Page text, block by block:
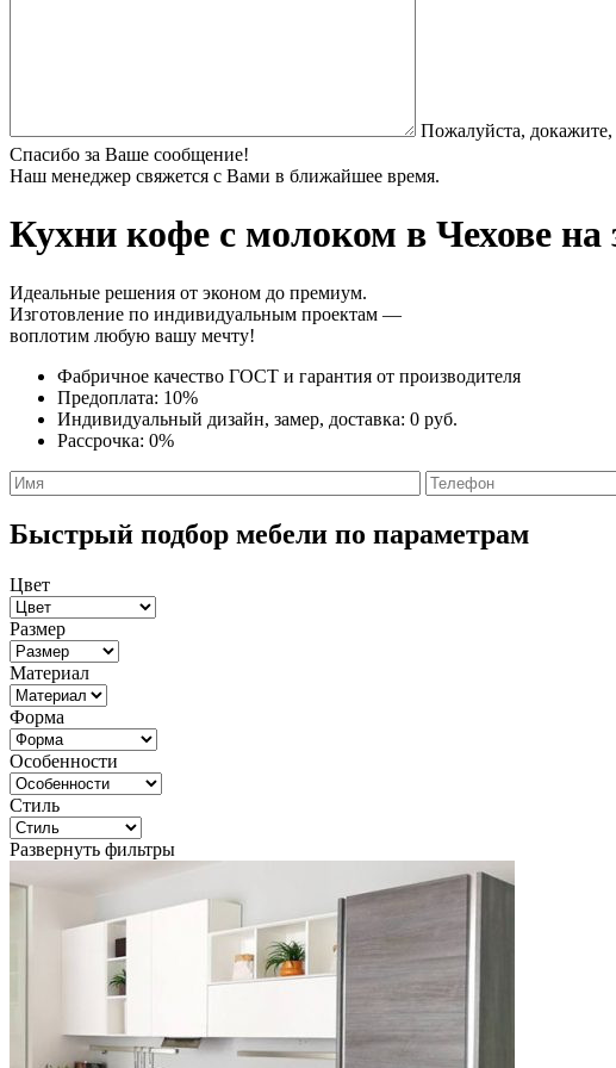
Пожалуйста,
Спасибо за Ваше сообщение!
Наш менеджер свяжется с Вами в ближайшее время.
Кухни кофе с молоком в Чехове на
Идеальные решения от эконом до премиум.
Изготовление по индивидуальным проектам —
воплотим любую вашу мечту!
Фабричное качество ГОСТ и гарантия от производителя
Предоплата: 10%
Индивидуальный дизайн, замер, доставка: 0 руб.
Рассрочка: 0%
Быстрый подбор мебели по параметрам
Цвет
Размер
Материал
Форма
Особенности
Стиль
Развернуть фильтры